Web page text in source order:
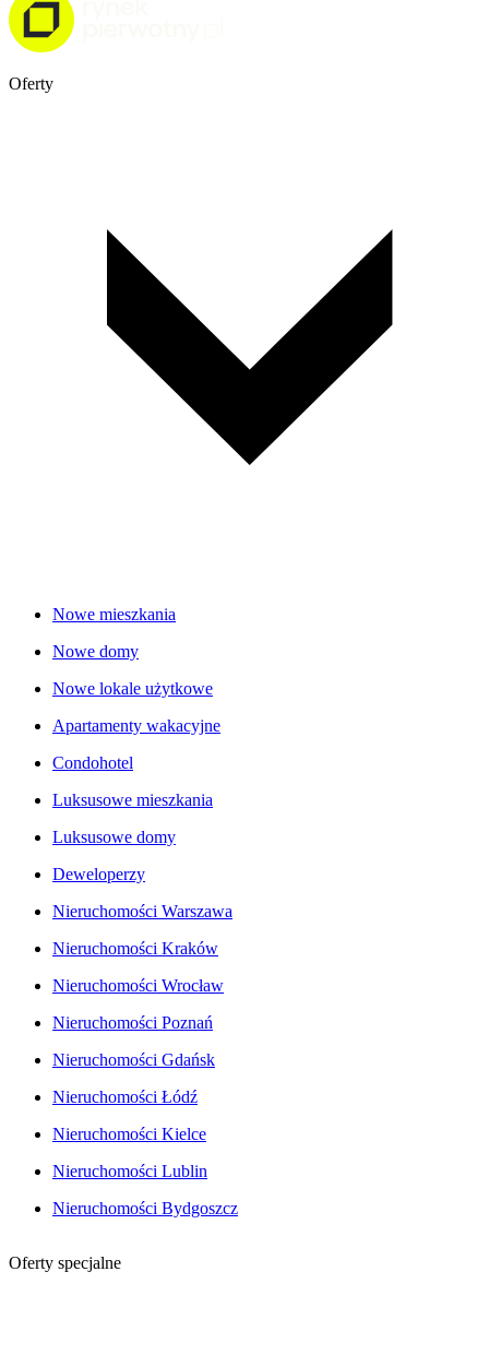
Oferty
Nowe mieszkania
Nowe domy
Nowe lokale użytkowe
Apartamenty wakacyjne
Condohotel
Luksusowe mieszkania
Luksusowe domy
Deweloperzy
Nieruchomości Warszawa
Nieruchomości Kraków
Nieruchomości Wrocław
Nieruchomości Poznań
Nieruchomości Gdańsk
Nieruchomości Łódź
Nieruchomości Kielce
Nieruchomości Lublin
Nieruchomości Bydgoszcz
Oferty specjalne